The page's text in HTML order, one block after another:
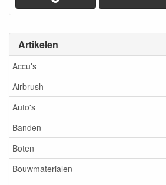
Artikelen
Accu's
Airbrush
Auto's
Banden
Boten
Bouwmaterialen